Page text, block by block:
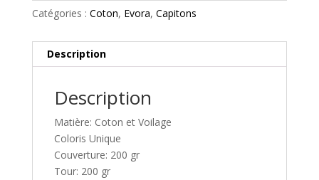
Catégories : Coton, Evora, Capitons
Description
Description
Matière: Coton et Voilage
Coloris Unique
Couverture: 200 gr
Tour: 200 gr